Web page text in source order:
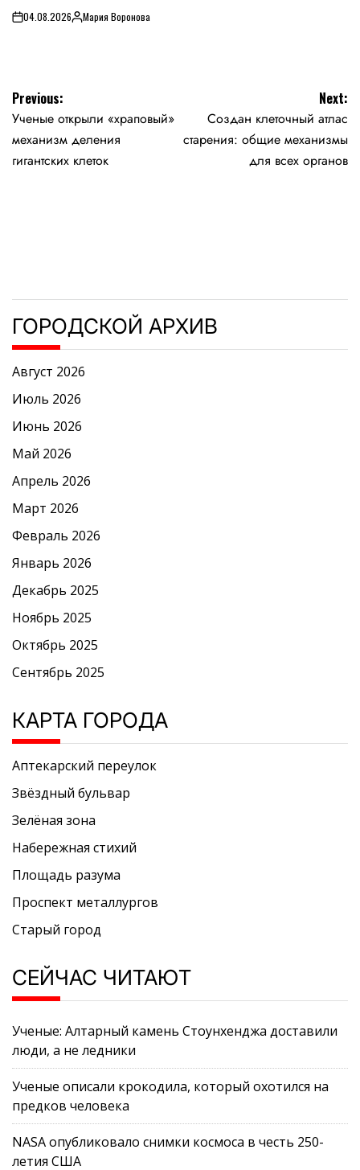
on04.08.2026PostedМария Воронова
Навигация
по
записям
Previous:
Ученые открыли «храповый»
механизм деления
гигантских клеток
Next:
Создан клеточный атлас
старения: общие механизмы
для всех органов
ГОРОДСКОЙ АРХИВ
Август 2026
Июль 2026
Июнь 2026
Май 2026
Апрель 2026
Март 2026
Февраль 2026
Январь 2026
Декабрь 2025
Ноябрь 2025
Октябрь 2025
Сентябрь 2025
КАРТА ГОРОДА
Аптекарский переулок
Звёздный бульвар
Зелёная зона
Набережная стихий
Площадь разума
Проспект металлургов
Старый город
СЕЙЧАС ЧИТАЮТ
Ученые: Алтарный камень Стоунхенджа доставили
люди, а не ледники
Ученые описали крокодила, который охотился на
предков человека
NASA опубликовало снимки космоса в честь 250-
летия США